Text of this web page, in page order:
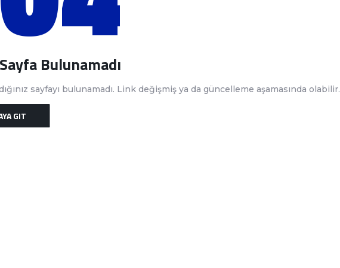
Bulunamadı
sayfayı bulunamadı. Link değişmiş ya da güncelleme aşamasında olabilir.
GIT